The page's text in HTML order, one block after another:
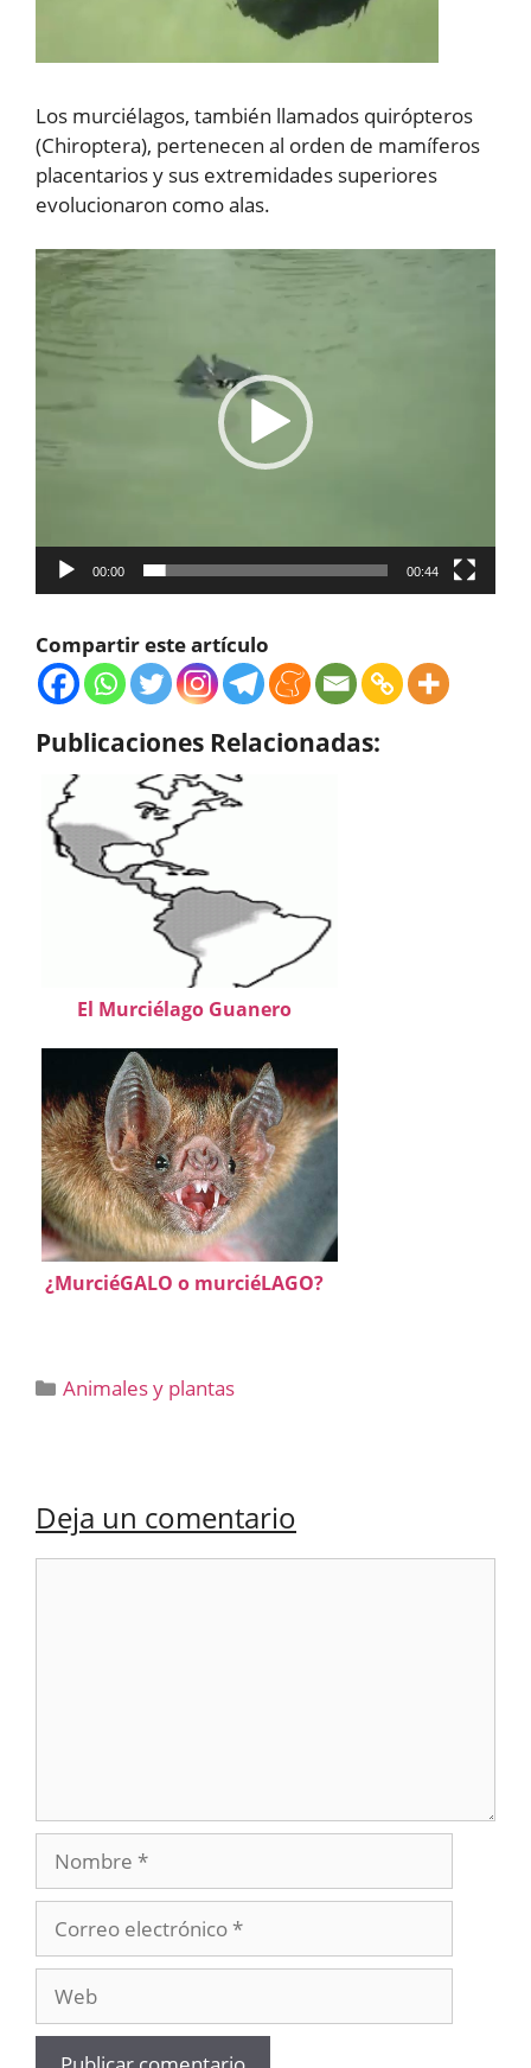
Los murciélagos, también llamados quirópteros
(Chiroptera), pertenecen al orden de mamíferos
placentarios y sus extremidades superiores
evolucionaron como alas.
Reproductor
de
vídeo
00:00 00:44
Compartir este artículo
Publicaciones Relacionadas:
El Murciélago Guanero
¿MurciéGALO o murciéLAGO?
Categorías
Animales y plantas
Deja un comentario
Nombre
electrónico